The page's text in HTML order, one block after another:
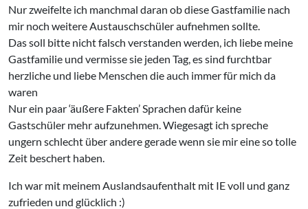
Nur zweifelte ich manchmal daran ob diese Gastfamilie nach
mir noch weitere Austauschschüler aufnehmen sollte.
Das soll bitte nicht falsch verstanden werden, ich liebe meine
Gastfamilie und vermisse sie jeden Tag, es sind furchtbar
herzliche und liebe Menschen die auch immer für mich da
waren
Nur ein paar ‘äußere Fakten’ Sprachen dafür keine
Gastschüler mehr aufzunehmen. Wiegesagt ich spreche
ungern schlecht über andere gerade wenn sie mir eine so tolle
Zeit beschert haben.
Ich war mit meinem Auslandsaufenthalt mit IE voll und ganz
zufrieden und glücklich :)